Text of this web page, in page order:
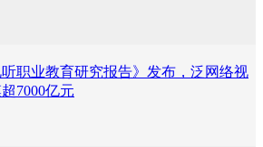
听职业教育研究报告》发布，泛网络视
7000亿元